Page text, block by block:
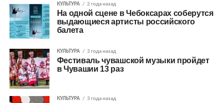
КУЛЬТУРА 2 года назад
На одной сцене в Чебоксарах соберутся
выдающиеся артисты российского
балета
КУЛЬТУРА 3 года назад
Фестиваль чувашской музыки пройдет
в Чувашии 13 раз
КУЛЬТУРА 3 года назад